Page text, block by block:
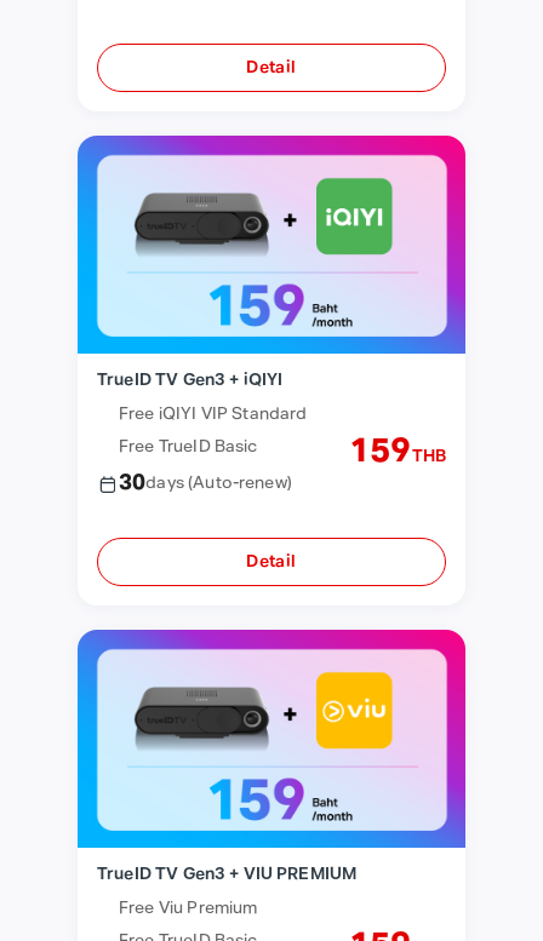
Detail
TrueID TV Gen3 + iQIYI
Free iQIYI VIP Standard
Free TrueID Basic
30days(Auto-renew)
159THB
Detail
TrueID TV Gen3 + VIU PREMIUM
Free Viu Premium